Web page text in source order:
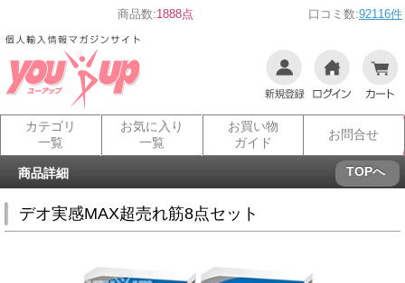
商品数:1888点 口コミ数:92116件
カテゴリ
一覧
お気に入り
一覧
お買い物
ガイド
お問合せ
商品詳細 TOPへ
デオ実感MAX超売れ筋8点セット